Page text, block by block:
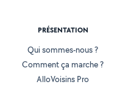
PRÉSENTATION
Qui sommes-nous ?
Comment ça marche ?
AlloVoisins Pro